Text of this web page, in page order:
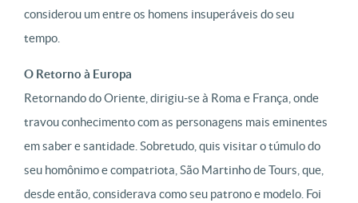
considerou um entre os homens insuperáveis do seu
tempo.
O Retorno à Europa
Retornando do Oriente, dirigiu-se à Roma e França, onde
travou conhecimento com as personagens mais eminentes
em saber e santidade. Sobretudo, quis visitar o túmulo do
seu homônimo e compatriota, São Martinho de Tours, que,
desde então, considerava como seu patrono e modelo. Foi